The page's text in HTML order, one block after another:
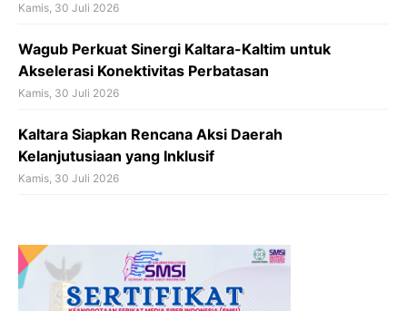
Kamis, 30 Juli 2026
Wagub Perkuat Sinergi Kaltara-Kaltim untuk
Akselerasi Konektivitas Perbatasan
Kamis, 30 Juli 2026
Kaltara Siapkan Rencana Aksi Daerah
Kelanjutusiaan yang Inklusif
Kamis, 30 Juli 2026